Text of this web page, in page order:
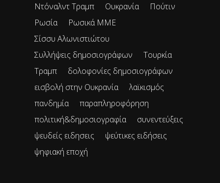
Ντόναλντ Τραμπ
Ουκρανία
Πούτιν
Ρωσία
Ρωσικά ΜΜΕ
Σίσσυ Αλωνιστιώτου
Συλλήψεις δημοσιογράφων
Τουρκία
Τραμπ
δολοφονίες δημοσιογράφων
εισβολή στην Ουκρανία
λαϊκισμός
πανδημία
παραπληροφόρηση
πολιτική&δημοσιογραφία
συνεντεύξεις
ψευδείς ειδησεις
ψεύτικες ειδήσεις
ψηφιακή εποχή